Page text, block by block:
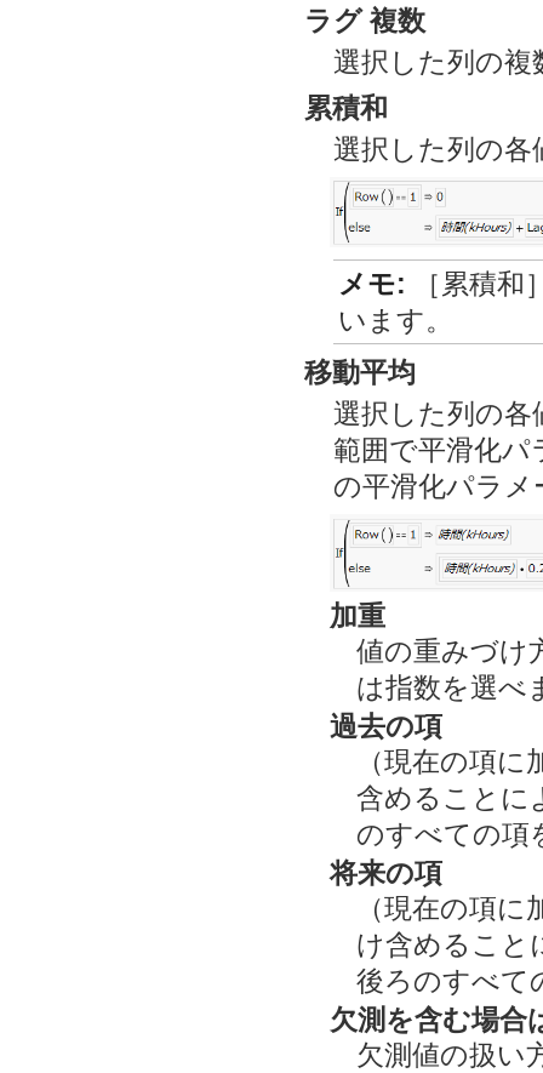
ラグ 複数
選択した列の複
累積和
選択した列の各
メモ:
［累積
います。
移動平均
選択した列の各
範囲で平滑化
の平滑化パラ
加重
値の重みづけ
は指数を選べ
過去の項
（現在の項
含めることに
のすべての項
将来の項
（現在の項
け含めること
後ろのすべて
欠測を含む場合
欠測値の扱い